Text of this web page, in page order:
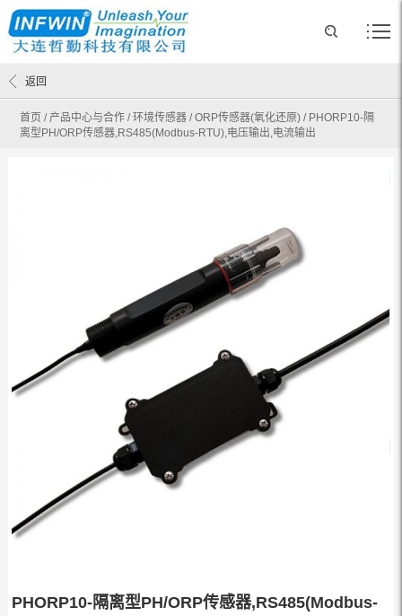
首页 / 产品中心与合作 /环境传感器 /ORP传感器(氧化还原) / PHORP10-隔
离型PH/ORP传感器,RS485(Modbus-RTU),电压输出,电流输出
返回
PHORP10-隔离型PH/ORP传感器,RS485(Modbus-